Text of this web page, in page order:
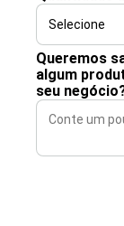
Queremos
algum
seu